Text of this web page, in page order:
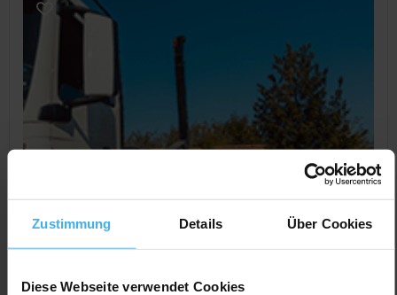
Zustimmung Details Über Cookies
Diese Webseite verwendet Cookies